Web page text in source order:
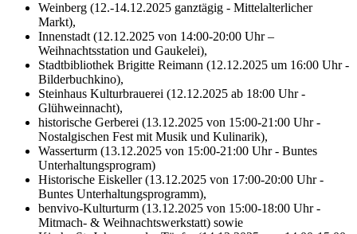
Weinberg (12.-14.12.2025 ganztägig - Mittelalterlicher
Markt),
Innenstadt (12.12.2025 von 14:00-20:00 Uhr –
Weihnachtsstation und Gaukelei),
Stadtbibliothek Brigitte Reimann (12.12.2025 um 16:00 Uhr -
Bilderbuchkino),
Steinhaus Kulturbrauerei (12.12.2025 ab 18:00 Uhr -
Glühweinnacht),
historische Gerberei (13.12.2025 von 15:00-21:00 Uhr -
Nostalgischen Fest mit Musik und Kulinarik),
Wasserturm (13.12.2025 von 15:00-21:00 Uhr - Buntes
Unterhaltungsprogram)
Historische Eiskeller (13.12.2025 von 17:00-20:00 Uhr -
Buntes Unterhaltungsprogramm),
benvivo-Kulturturm (13.12.2025 von 15:00-18:00 Uhr -
Mitmach- & Weihnachtswerkstatt) sowie